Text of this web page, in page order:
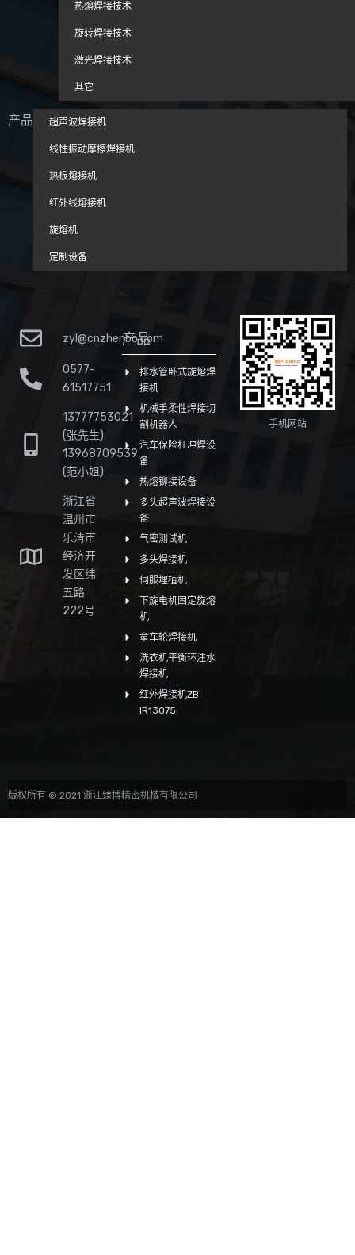
热熔焊接技术
旋转焊接技术
激光焊接技术
其它
产品 超声波焊接机
线性振动摩擦焊接机
热板熔接机
红外线熔接机
旋熔机
定制设备
zyl@cnzhenbo.com
0577-
61517751
13777753021
(张先生)
13968709539
(范小姐)
浙江省
温州市
乐清市
经济开
发区纬
五路
222号
产品
排水管卧式旋熔焊
接机
机械手柔性焊接切
割机器人
汽车保险杠冲焊设
备
热熔铆接设备
多头超声波焊接设
备
气密测试机
多头焊接机
伺服埋植机
下旋电机固定旋熔
机
童车轮焊接机
洗衣机平衡环注水
焊接机
红外焊接机ZB-
IR13075
手机网站
版权所有 © 2021 浙江臻博精密机械有限公司